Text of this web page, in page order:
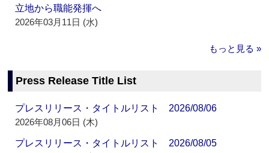
立地から職能発揮へ
2026年03月11日 (水)
もっと見る »
Press Release Title List
プレスリリース・タイトルリスト 2026/08/06
2026年08月06日 (木)
プレスリリース・タイトルリスト 2026/08/05